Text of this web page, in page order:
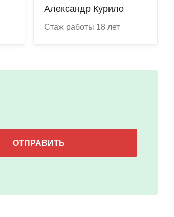
Александр Курило
Стаж работы 18 лет